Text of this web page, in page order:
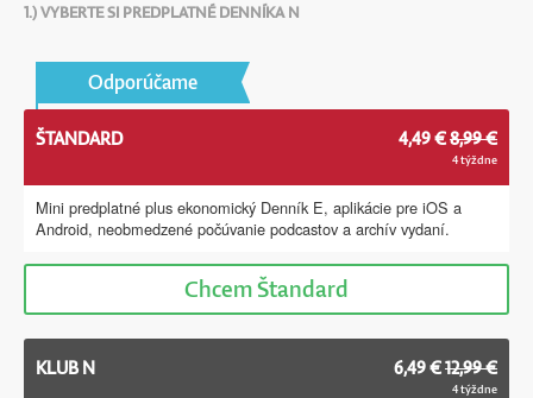
1.) VYBERTE SI PREDPLATNÉ DENNÍKA N
KLUB N 6,49 €12,99 €
4 týždne
Odporúčame
ŠTANDARD 4,49 €8,99 €
4 týždne
Mini predplatné plus ekonomický Denník E, aplikácie pre iOS a
Android, neobmedzené počúvanie podcastov a archív vydaní.
ChcemŠtandard